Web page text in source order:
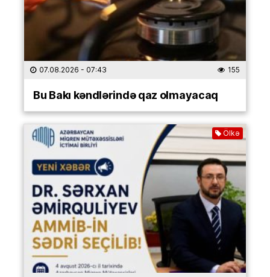
07.08.2026 - 07:43 155
Bu Bakı kəndlərində qaz olmayacaq
Ölkə